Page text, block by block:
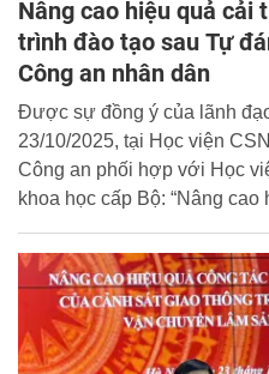
Nâng cao hiệu quả cải
trình đào tạo sau Tự
Công an nhân dân
Được sự đồng ý của lãnh
23/10/2025, tại Học viện
Công an phối hợp với Học
khoa học cấp Bộ: “Nâng
Công an nhân dân”. Đại tá,
Giám đốc Học viện CSND